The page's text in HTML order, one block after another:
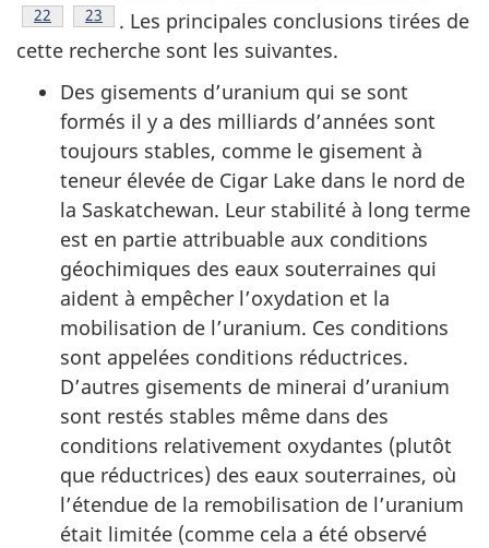
Footnote
22 Footnote
23
. Les principales conclusions tirées de
cette recherche sont les suivantes.
Des gisements d’uranium qui se sont
formés il y a des milliards d’années sont
toujours stables, comme le gisement à
teneur élevée de Cigar Lake dans le nord de
la Saskatchewan. Leur stabilité à long terme
est en partie attribuable aux conditions
géochimiques des eaux souterraines qui
aident à empêcher l’oxydation et la
mobilisation de l’uranium. Ces conditions
sont appelées conditions réductrices.
D’autres gisements de minerai d’uranium
sont restés stables même dans des
conditions relativement oxydantes (plutôt
que réductrices) des eaux souterraines, où
l’étendue de la remobilisation de l’uranium
était limitée (comme cela a été observé